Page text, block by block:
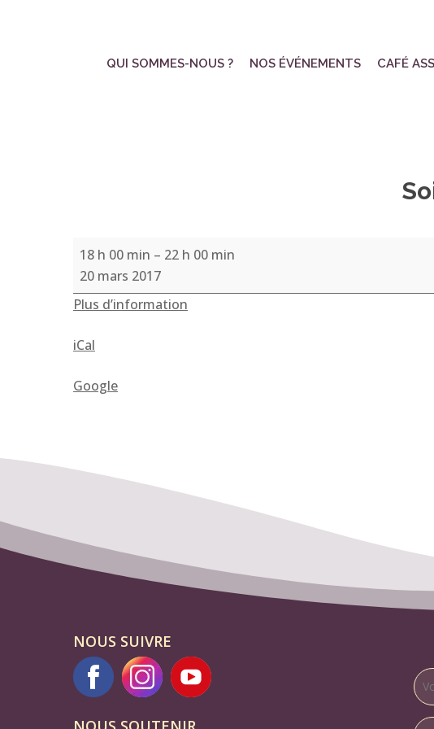
QUI SOMMES-NOUS ? NOS ÉVÉNEMENTS CAFÉ
Soirée
Chants
sacrés
18 h 00 min – 22 h 00 min
20 mars 2017
Plus d’information
iCal
Google
NOUS SUIVRE